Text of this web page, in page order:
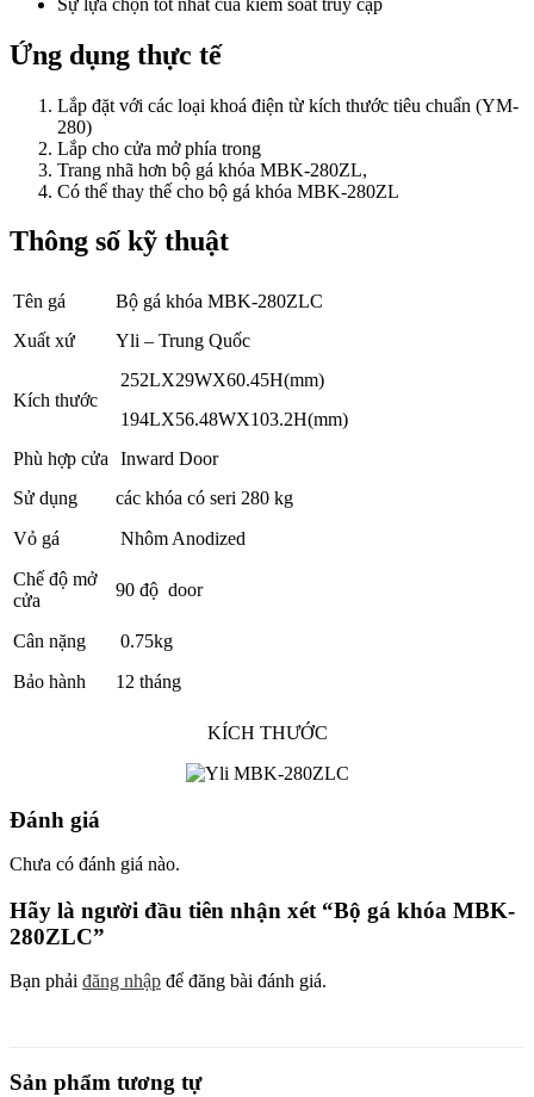
Ứng dụng thực tế
Lắp đặt với các loại khoá điện từ kích thước tiêu chuẩn (YM-
280)
Lắp cho cửa mở phía trong
Trang nhã hơn bộ gá khóa MBK-280ZL,
Có thể thay thế cho bộ gá khóa MBK-280ZL
Thông số kỹ thuật
Tên gá
Bộ gá khóa MBK-280ZLC
Xuất xứ
Yli – Trung Quốc
Kích thước
252LX29WX60.45H(mm)
194LX56.48WX103.2H(mm)
Phù hợp cửa
Inward Door
Sử dụng
các khóa có seri 280 kg
Vỏ gá
Nhôm Anodized
Chế độ mở
cửa
90 độ door
Cân nặng
0.75kg
Bảo hành
12 tháng
KÍCH THƯỚC
Đánh giá
Chưa có đánh giá nào.
Hãy là người đầu tiên nhận xét “Bộ gá khóa MBK-
280ZLC”
Bạn phải đăng nhập để đăng bài đánh giá.
Sản phẩm tương tự